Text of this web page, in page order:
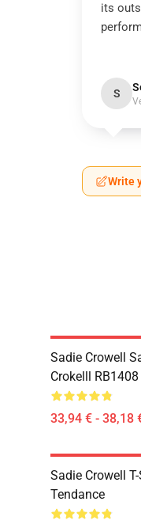
its
S
Write
Sadie Crowell
Crokelll RB1408
33,94 € - 38,18
Sadie Crowell
Tendance